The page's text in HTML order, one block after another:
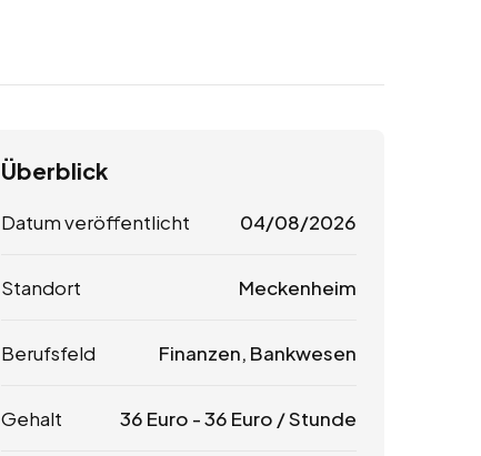
Überblick
Datum veröffentlicht 04/08/2026
Standort Meckenheim
Berufsfeld Finanzen, Bankwesen
Gehalt 36 Euro -36 Euro / Stunde